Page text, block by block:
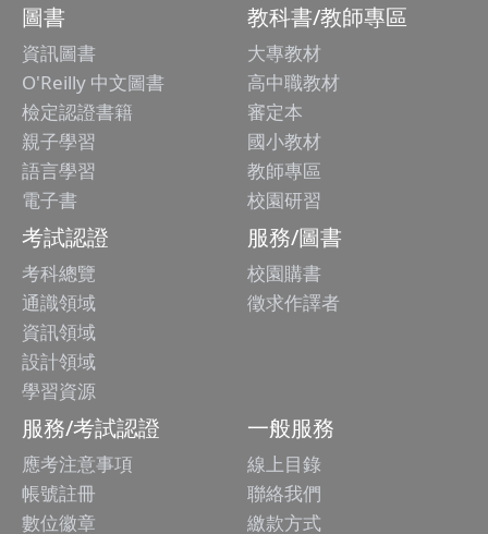
圖書
資訊圖書
O'Reilly 中文圖書
檢定認證書籍
親子學習
語言學習
電子書
教科書/教師專區
大專教材
高中職教材
審定本
國小教材
教師專區
校園研習
考試認證
考科總覽
通識領域
資訊領域
設計領域
學習資源
服務/圖書
校園購書
徵求作譯者
服務/考試認證
應考注意事項
帳號註冊
數位徽章
一般服務
線上目錄
聯絡我們
繳款方式